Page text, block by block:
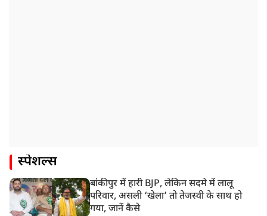
स्पेशल्स
बांकीपुर में हारी BJP, लेकिन सदमे में लालू
परिवार, असली ‘खेला’ तो तेजस्वी के साथ हो
गया, जानें कैसे